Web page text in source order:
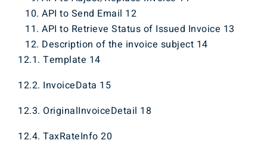
API to Send Email 12
API to Retrieve Status of Issued Invoice 13
Description of the invoice subject 14
12.1. Template 14
12.2. InvoiceData 15
12.3. OriginalInvoiceDetail 18
12.4. TaxRateInfo 20